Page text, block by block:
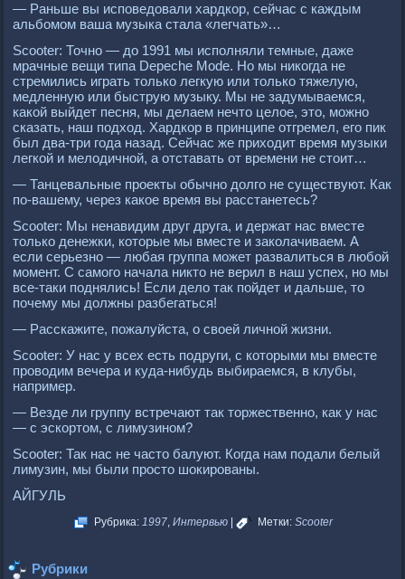
— Раньше вы исповедовали хардкор, сейчас с каждым
альбомом ваша музыка стала «легчать»…
Scooter: Точно — до 1991 мы исполняли темные, даже
мрачные вещи типа Deрeсhe Mode. Но мы никогда не
стремились играть только легкую или только тяжелую,
медленную или быструю музыку. Мы не задумываемся,
какой выйдет песня, мы делаем нечто целое, это, можно
сказать, наш подход. Хардкор в принципе отгремел, его пик
был два-три года назад. Сейчас же приходит время музыки
легкой и мелодичной, а отставать от времени не стоит…
— Танцевальные проекты обычно долго не существуют. Как
по-вашему, через какое время вы расстанетесь?
Scooter: Мы ненавидим друг друга, и держат нас вместе
только денежки, которые мы вместе и заколачиваем. А
если серьезно — любая группа может развалиться в любой
момент. С самого начала никто не верил в наш успех, но мы
все-таки поднялись! Если дело так пойдет и дальше, то
почему мы должны разбегаться!
— Расскажите, пожалуйста, о своей личной жизни.
Scooter: У нас у всех есть подруги, с которыми мы вместе
проводим вечера и куда-нибудь выбираемся, в клубы,
например.
— Везде ли группу встречают так торжественно, как у нас
— с эскортом, с лимузином?
Scooter: Так нас не часто балуют. Когда нам подали белый
лимузин, мы были просто шокированы.
АЙГУЛЬ
Рубрика: 1997, Интервью Метки: Scooter
Рубрики